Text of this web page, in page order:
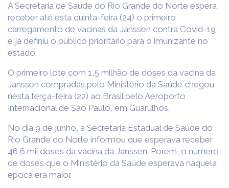
A Secretaria de Saúde do Rio Grande do Norte espera
receber até esta quinta-feira (24) o primeiro
carregamento de vacinas da Janssen contra Covid-19
e já definiu o público prioritário para o imunizante no
estado.
O primeiro lote com 1,5 milhão de doses da vacina da
Janssen compradas pelo Ministério da Saúde chegou
nesta terça-feira (22) ao Brasil pelo Aeroporto
Internacional de São Paulo, em Guarulhos.
No dia 9 de junho, a Secretaria Estadual de Saúde do
Rio Grande do Norte informou que esperava receber
46,6 mil doses da vacina da Janssen. Porém, o número
de doses que o Ministério da Saúde esperava naquela
época era maior.